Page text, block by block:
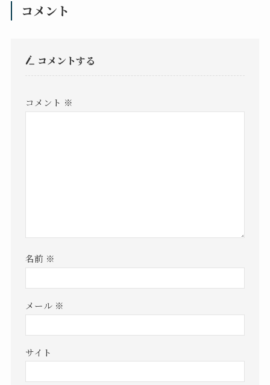
コメント
コメントする
コメント ※
名前 ※
メール ※
サイト